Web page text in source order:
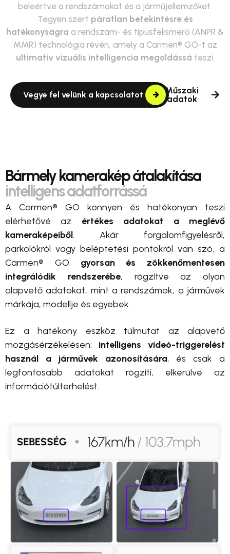
beleértve a rendszámokat és a járműjellemzőket.
Tegyen szert páratlan betekintésre és
hatékonyságra a rendszám- és típusfelismerő (ANPR &
MMR) technológia révén, amely a Carmen® GO-t az
ultimatív vizuális intelligencia megoldássá teszi.
Vegye fel velünk a kapcsolatot
Műszaki
adatok
Bármely kamerakép átalakítása
intelligens adatforrássá
A Carmen® GO könnyen és hatékonyan teszi
elérhetővé az értékes adatokat a meglévő
kameraképeiből. Akár forgalomfigyelésről,
parkolókról vagy beléptetési pontokról van szó, a
Carmen® GO gyorsan és zökkenőmentesen
integrálódik rendszerébe, rögzítve az olyan
alapvető adatokat, mint a rendszámok, a járművek
márkája, modellje és egyebek.
Ez a hatékony eszköz túlmutat az alapvető
mozgásérzékelésen: intelligens videó-triggerelést
használ a járművek azonosítására, és csak a
legfontosabb adatokat rögzíti, elkerülve az
információtúlterhelést.